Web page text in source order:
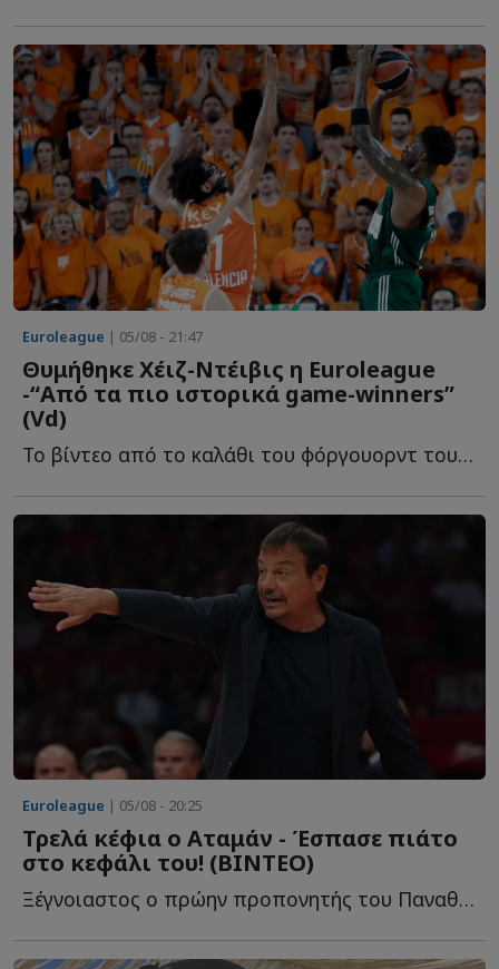
Euroleague | 05/08 - 21:47
Θυμήθηκε Χέιζ-Ντέιβις η Euroleague
-“Από τα πιο ιστορικά game-winners”
(Vd)
To βίντεο από το καλάθι του φόργουορντ του Παναθηναϊκού, π...
Euroleague | 05/08 - 20:25
Τρελά κέφια ο Αταμάν - Έσπασε πιάτο
στο κεφάλι του! (ΒΙΝΤΕΟ)
Ξέγνοιαστος ο πρώην προπονητής του Παναθηναϊκού σ...